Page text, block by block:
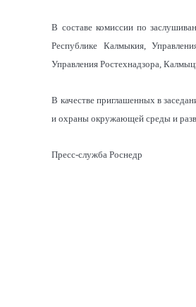
В составе комиссии по
Республике Калмыкия,
Управления Ростехнадзора,
В качестве приглашенных в
и охраны окружающей среды и
Пресс-служба Роснедр